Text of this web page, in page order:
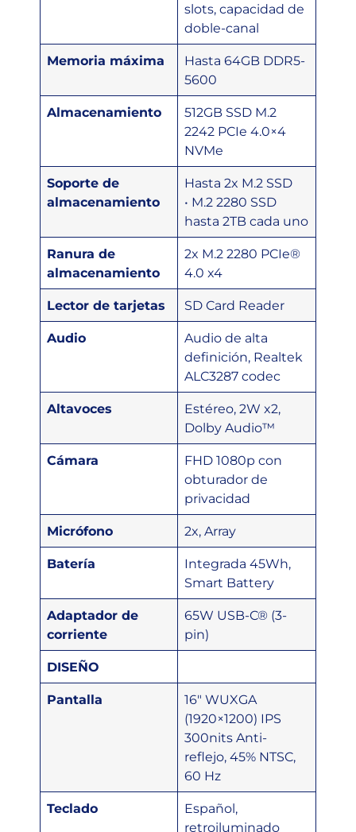
slots, capacidad de
doble-canal
Memoria máxima
Hasta 64GB DDR5-
5600
Almacenamiento
512GB SSD M.2
2242 PCIe 4.0×4
NVMe
Soporte de
almacenamiento
Hasta 2x M.2 SSD
• M.2 2280 SSD
hasta 2TB cada uno
Ranura de
almacenamiento
2x M.2 2280 PCIe®
4.0 x4
Lector de tarjetas SD Card Reader
Audio
Audio de alta
definición, Realtek
ALC3287 codec
Altavoces
Estéreo, 2W x2,
Dolby Audio™
Cámara
FHD 1080p con
obturador de
privacidad
Micrófono 2x, Array
Batería
Integrada 45Wh,
Smart Battery
Adaptador de
corriente
65W USB-C® (3-
pin)
DISEÑO
Pantalla
16″ WUXGA
(1920×1200) IPS
300nits Anti-
reflejo, 45% NTSC,
60 Hz
Teclado
Español,
retroiluminado